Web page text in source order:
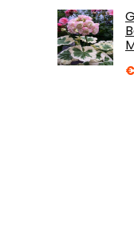
€